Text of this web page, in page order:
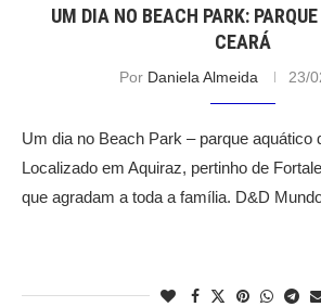
UM DIA NO BEACH PARK:
CEARÁ
Por Daniela Almeida 23/
Um dia no Beach Park – parque aquático
Localizado em Aquiraz, pertinho de
que agradam a toda a família. D&D